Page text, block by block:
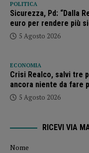
POLITICA
Sicurezza, Pd: “Dalla
euro per rendere più
5 Agosto 2026
ECONOMIA
Crisi Realco, salvi tre
ancora niente da fare
5 Agosto 2026
RICEVI VIA
Nome